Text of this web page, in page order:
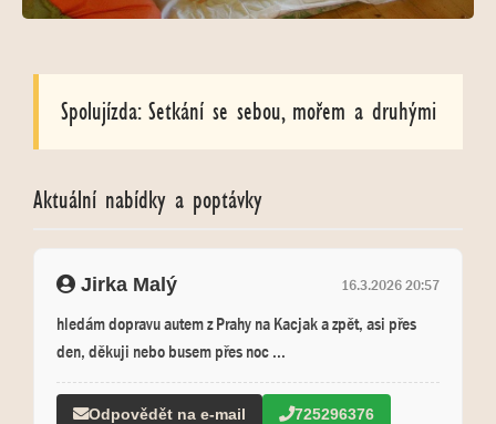
Spolujízda: Setkání se sebou, mořem a druhými
Aktuální nabídky a poptávky
Jirka Malý 16.3.2026 20:57
hledám dopravu autem z Prahy na Kacjak a zpět, asi přes
den, děkuji nebo busem přes noc ...
Odpovědět na e-mail 725296376